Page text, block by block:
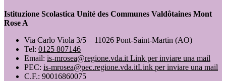
Istituzione Scolastica Unité des Communes Valdôtaines Mont
Rose A
Via Carlo Viola 3/5 – 11026 Pont-Saint-Martin (AO)
Tel: 0125 807146
Email: is-mrosea@regione.vda.it Link per inviare una mail
PEC: is-mrosea@pec.regione.vda.itLink per inviare una mail
C.F.: 90016860075